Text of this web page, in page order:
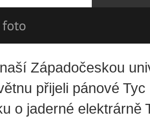
Západočeskou
přijeli pánové
o jaderné elektrárně